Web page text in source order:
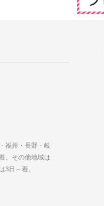
福井・長野・岐
。その他地域は
3日～着。